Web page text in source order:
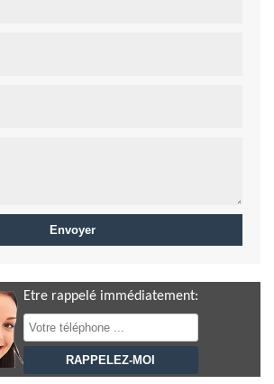
Etre rappelé immédiatement: